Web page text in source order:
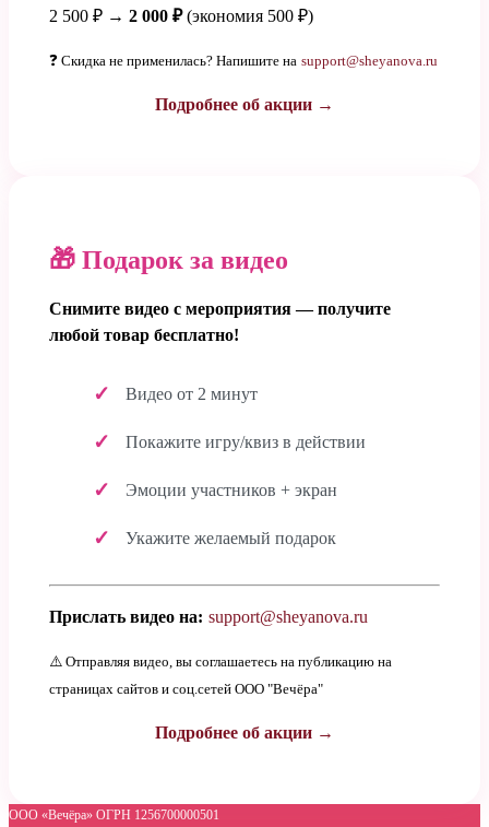
2 500 ₽ → 2 000 ₽(экономия 500 ₽)
❓ Скидка не применилась? Напишите на support@sheyanova.ru
Подробнее об акции →
🎁 Подарок за видео
Снимите видео с мероприятия — получите
любой товар бесплатно!
Видео от 2 минут
Покажите игру/квиз в действии
Эмоции участников + экран
Укажите желаемый подарок
Прислать видео на: support@sheyanova.ru
⚠️ Отправляя видео, вы соглашаетесь на публикацию на
страницах сайтов и соц.сетей ООО "Вечёра"
Подробнее об акции →
ООО «Вечёра» ОГРН 1256700000501